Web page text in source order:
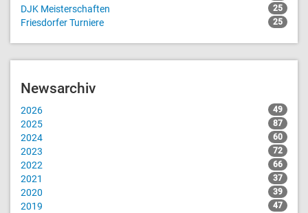
DJK Meisterschaften 25
Friesdorfer Turniere 25
Newsarchiv
2026 49
2025 87
2024 60
2023 72
2022 66
2021 37
2020 39
2019 47